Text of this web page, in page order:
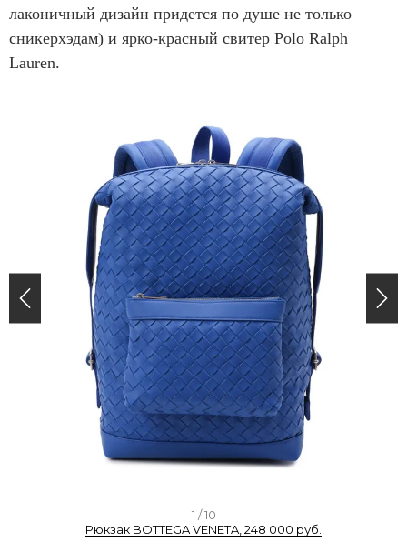
лаконичный дизайн придется по душе не только
сникерхэдам) и ярко-красный свитер Polo Ralph
Lauren.
1 / 10
Рюкзак BOTTEGA VENETA, 248 000 руб.